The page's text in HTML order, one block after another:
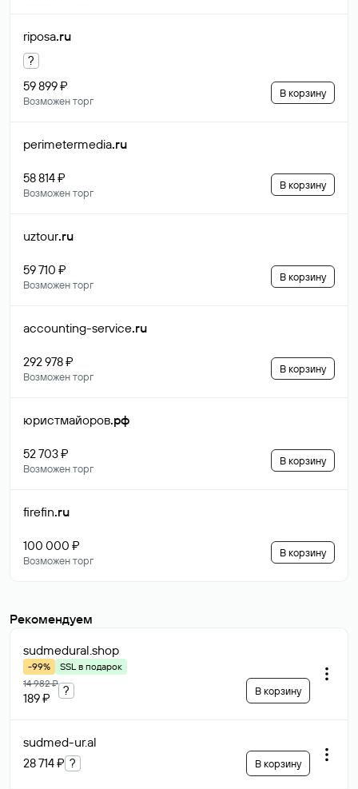
riposa.ru
?
59 899 ₽
Возможен торг
В корзину
perimetermedia.ru
58 814 ₽
Возможен торг
В корзину
uztour.ru
59 710 ₽
Возможен торг
В корзину
accounting-service.ru
292 978 ₽
Возможен торг
В корзину
юристмайоров.рф
52 703 ₽
Возможен торг
В корзину
firefin.ru
100 000 ₽
Возможен торг
В корзину
Рекомендуем
sudmedural.shop
-99%
SSL в подарок
14 982 ₽
189 ₽
? В корзину
sudmed-ur.al
28 714 ₽ ? В корзину